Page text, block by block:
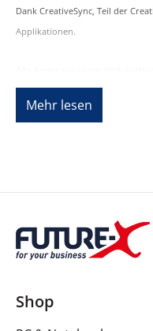
Dank CreativeSync, Teil der
Applikationen.
Alle Ihre Design-Elemente
Neue Apps
Und die Welt kann staunen.
Der Turbo für Ihren Erfolg
Mehr lesen
Shop